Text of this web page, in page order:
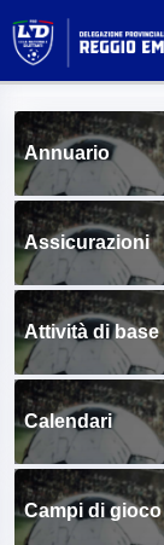
Annuario
Assicurazioni
Attività di base
Calendari
Campi di gioco